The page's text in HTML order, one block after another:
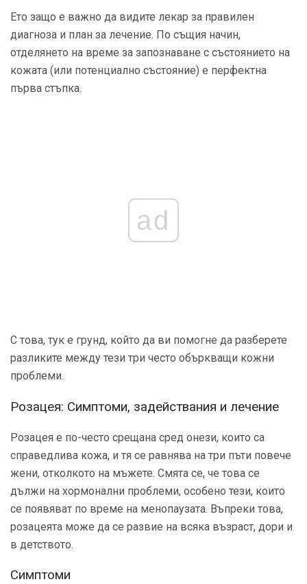
Ето защо е важно да видите лекар за правилен
диагноза и план за лечение. По същия начин,
отделянето на време за запознаване с състоянието на
кожата (или потенциално състояние) е перфектна
първа стъпка.
ad
С това, тук е грунд, който да ви помогне да разберете
разликите между тези три често объркващи кожни
проблеми.
Розацея: Симптоми, задействания и лечение
Розацея е по-често срещана сред онези, които са
справедлива кожа, и тя се равнява на три пъти повече
жени, отколкото на мъжете. Смята се, че това се
дължи на хормонални проблеми, особено тези, които
се появяват по време на менопаузата. Въпреки това,
розацеята може да се развие на всяка възраст, дори и
в детството.
Симптоми